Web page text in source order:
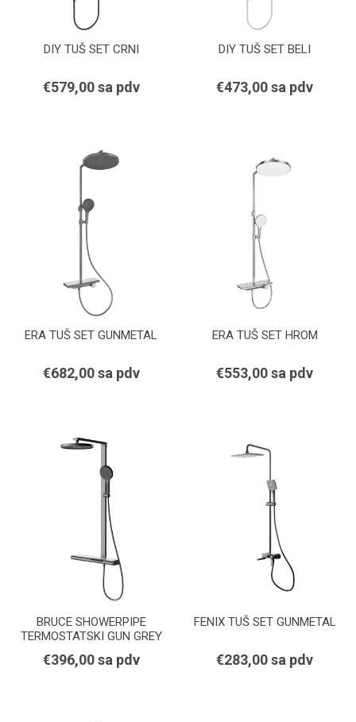
DIY TUŠ SET CRNI
€579,00 sa pdv
DIY TUŠ SET BELI
€473,00 sa pdv
ERA TUŠ SET GUNMETAL
€682,00 sa pdv
ERA TUŠ SET HROM
€553,00 sa pdv
BRUCE SHOWERPIPE
TERMOSTATSKI GUN GREY
€396,00 sa pdv
FENIX TUŠ SET GUNMETAL
€283,00 sa pdv